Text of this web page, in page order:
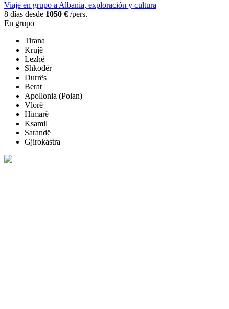
Viaje en grupo a Albania, exploración y cultura
8 días desde 1050 € /pers.
En grupo
Tirana
Krujë
Lezhë
Shkodër
Durrës
Berat
Apollonia (Poian)
Vlorë
Himarë
Ksamil
Sarandë
Gjirokastra